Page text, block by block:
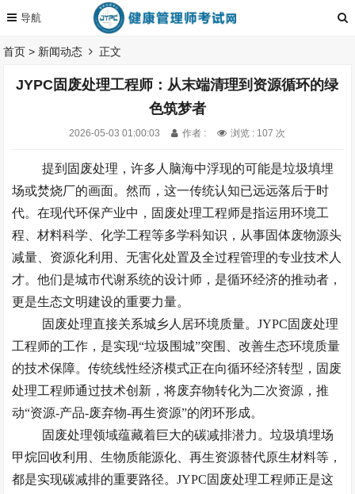
首页 > 新闻动态 正文
JYPC固废处理工程师：从末端清理到资源循环的绿
色筑梦者
2026-05-03 01:00:03 作者 : 浏览 : 107 次
提到固废处理，许多人脑海中浮现的可能是垃圾填埋
场或焚烧厂的画面。然而，这一传统认知已远远落后于时
代。在现代环保产业中，固废处理工程师是指运用环境工
程、材料科学、化学工程等多学科知识，从事固体废物源头
减量、资源化利用、无害化处置及全过程管理的专业技术人
才。他们是城市代谢系统的设计师，是循环经济的推动者，
更是生态文明建设的重要力量。
固废处理直接关系城乡人居环境质量。 JYPC固废处理
工程师的工作，是实现“垃圾围城”突围、改善生态环境质量
的技术保障。传统线性经济模式正在向循环经济转型，固废
处理工程师通过技术创新，将废弃物转化为二次资源，推
动“资源-产品-废弃物-再生资源”的闭环形成。
固废处理领域蕴藏着巨大的碳减排潜力。垃圾填埋场
甲烷回收利用、生物质能源化、再生资源替代原生材料等，
都是实现碳减排的重要路径。JYPC固废处理工程师正是这